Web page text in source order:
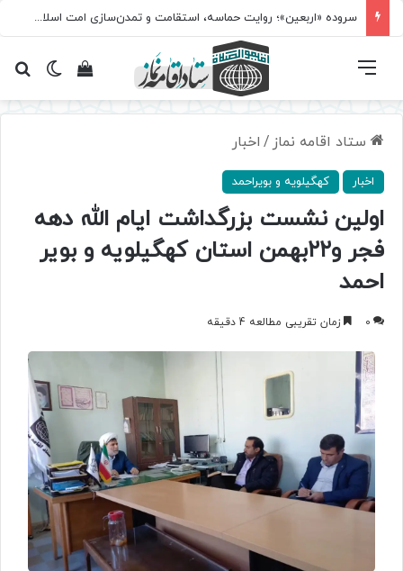
سروده‌ «اربعین»؛ روایت حماسه، استقامت و تمدن‌سازی امت اسلامی
تغییرمشاهده فهرست
ستاد اقامه نماز / اخبار
اخبار کهگیلویه و بویراحمد
اولین نشست بزرگداشت ایام الله دهه
فجر و۲۲بهمن استان کهگیلویه و بویر
احمد
0 زمان تقریبی مطالعه 4 دقیقه